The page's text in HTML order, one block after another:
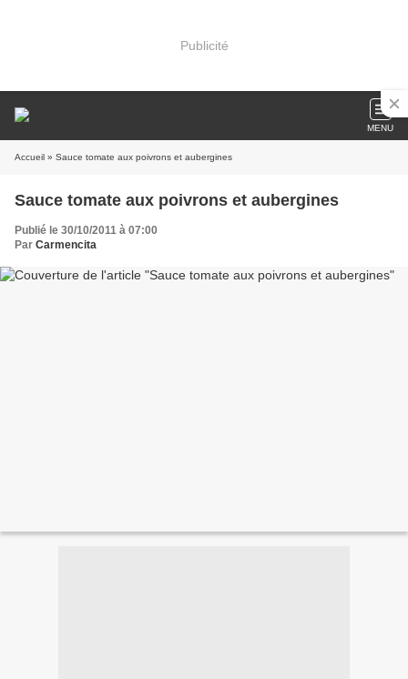
Publicité
MENU
Accueil » Sauce tomate aux poivrons et aubergines
Sauce tomate aux poivrons et aubergines
Publié le 30/10/2011 à 07:00
Par Carmencita